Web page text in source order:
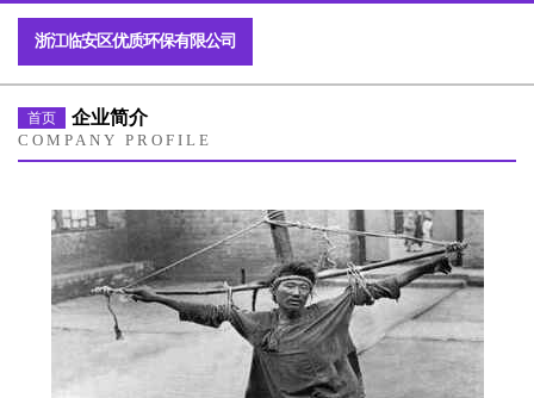
浙江临安区优质环保有限公司
首页 企业简介
COMPANY PROFILE